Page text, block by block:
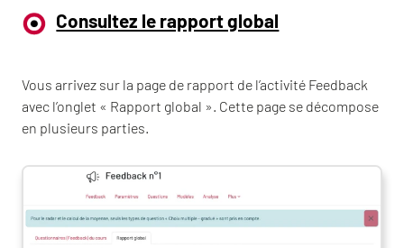
Consultez le rapport global
Vous arrivez sur la page de rapport de l’activité Feedback
avec l’onglet « Rapport global ». Cette page se décompose
en plusieurs parties.